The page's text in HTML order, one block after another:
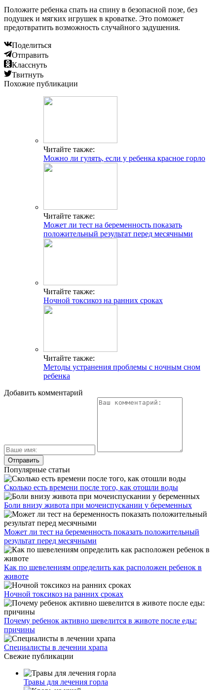
Положите ребенка спать на спину в безопасной позе, без
подушек и мягких игрушек в кроватке. Это поможет
предотвратить возможность случайного задушения.
Поделиться
Отправить
Класснуть
Твитнуть
Похожие публикации
Читайте также:
Можно ли гулять, если у ребенка красное горло
Читайте также:
Может ли тест на беременность показать
положительный результат перед месячными
Читайте также:
Ночной токсикоз на ранних сроках
Читайте также:
Методы устранения проблемы с ночным сном
ребенка
Добавить комментарий
Популярные статьи
Сколько есть времени после того, как отошли воды
Боли внизу живота при мочеиспускании у беременных
Может ли тест на беременность показать положительный
результат перед месячными
Как по шевелениям определить как расположен ребенок в
животе
Ночной токсикоз на ранних сроках
Почему ребенок активно шевелится в животе после еды:
причины
Специалисты в лечении храпа
Свежие публикации
Травы для лечения горла